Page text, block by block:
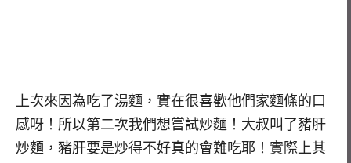
上次來因為吃了湯麵，實在很喜歡他們家麵條的口
感呀！所以第二次我們想嘗試炒麵！大叔叫了豬肝
炒麵，豬肝要是炒得不好真的會難吃耶！實際上其